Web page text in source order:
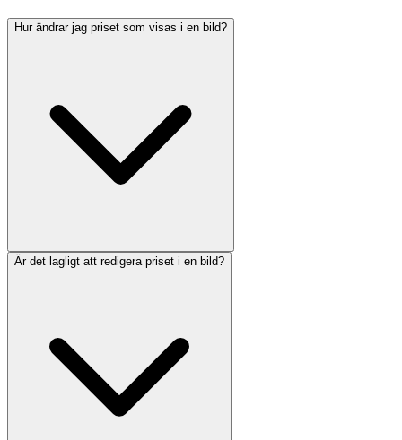
Hur ändrar jag priset som visas i en bild?
Är det lagligt att redigera priset i en bild?